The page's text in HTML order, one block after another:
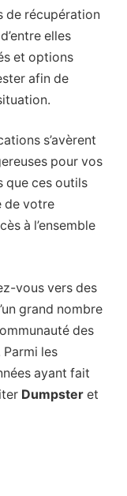
de récupération
elles
et options
afin de
s’avèrent
pour vos
que ces outils
de votre
à l’ensemble
vous vers des
grand nombre
des
les
ayant fait
Dumpster et